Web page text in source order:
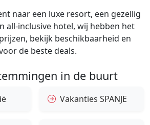
naar een luxe resort, een gezellig
all-inclusive hotel, wij hebben het
bekijk beschikbaarheid en
de beste deals.
in de buurt
Vakanties SPANJE